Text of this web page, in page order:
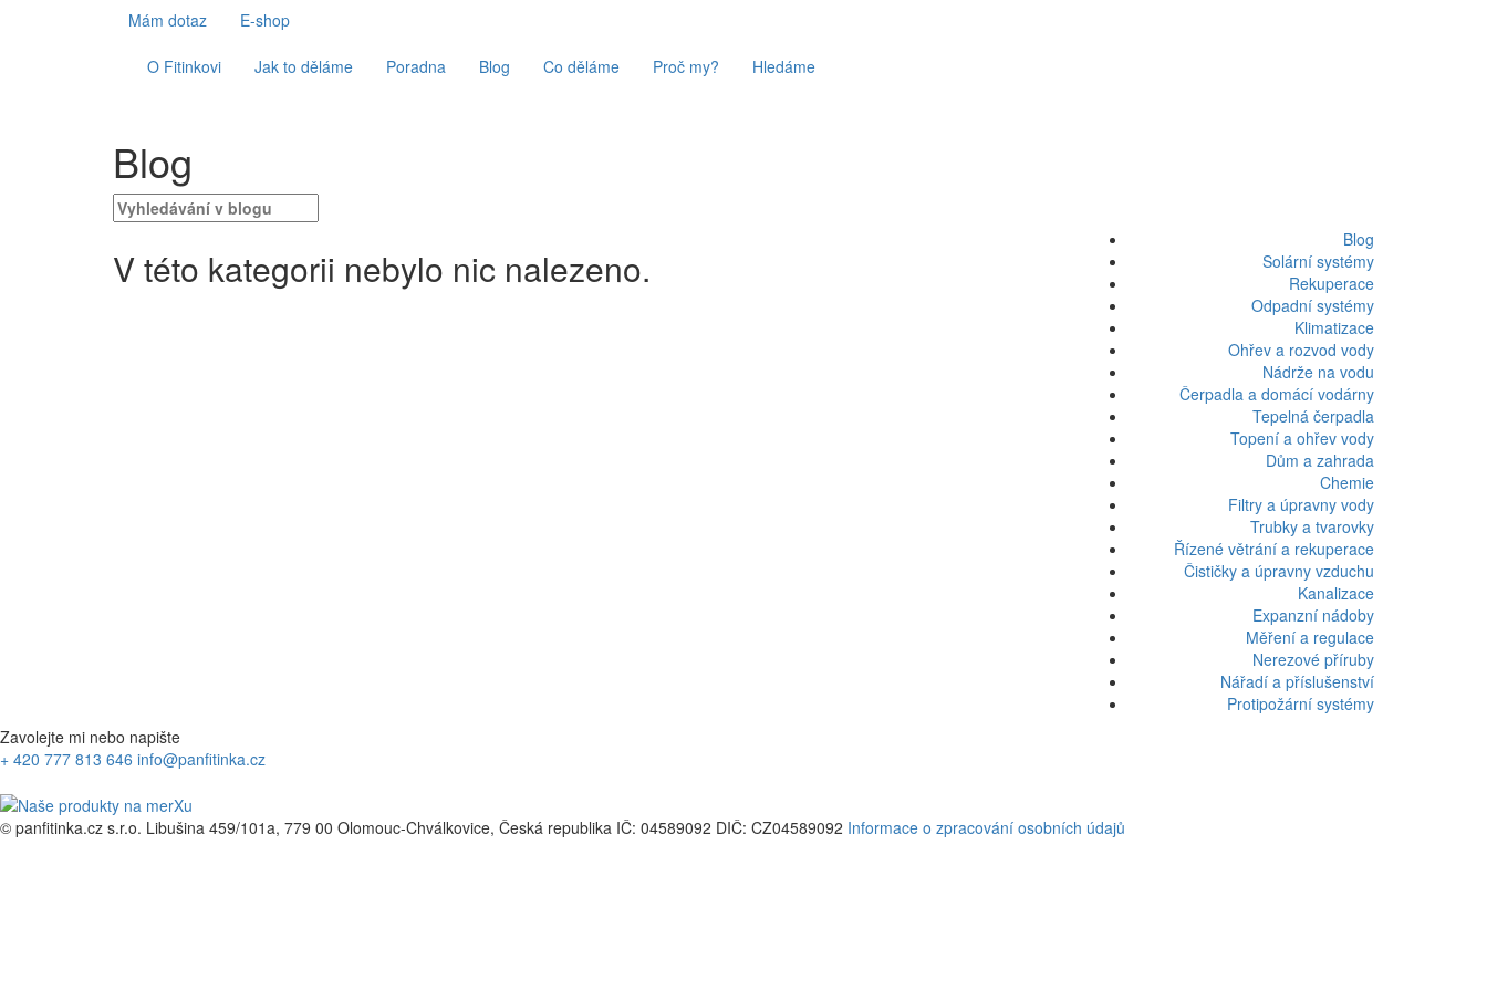
Mám dotaz E-shop
O Fitinkovi Jak to děláme Poradna Blog Co děláme Proč my? Hledáme
Blog
V této kategorii nebylo nic nalezeno.
Blog
Solární systémy
Rekuperace
Odpadní systémy
Klimatizace
Ohřev a rozvod vody
Nádrže na vodu
Čerpadla a domácí vodárny
Tepelná čerpadla
Topení a ohřev vody
Dům a zahrada
Chemie
Filtry a úpravny vody
Trubky a tvarovky
Řízené větrání a rekuperace
Čističky a úpravny vzduchu
Kanalizace
Expanzní nádoby
Měření a regulace
Nerezové příruby
Nářadí a příslušenství
Protipožární systémy
Zavolejte mi nebo napište
+ 420 777 813 646 info@panfitinka.cz
© panfitinka.cz s.r.o. Libušina 459/101a, 779 00 Olomouc-Chválkovice, Česká republika IČ: 04589092 DIČ: CZ04589092 Informace o zpracování osobních údajů